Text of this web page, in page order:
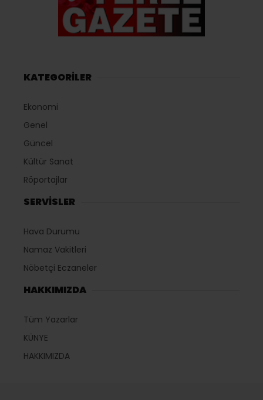
KATEGORİLER
Ekonomi
Genel
Güncel
Kültür Sanat
Röportajlar
SERVİSLER
Hava Durumu
Namaz Vakitleri
Nöbetçi Eczaneler
HAKKIMIZDA
Tüm Yazarlar
KÜNYE
HAKKIMIZDA